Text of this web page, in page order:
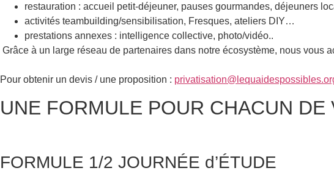
restauration : accueil petit-déjeuner, pauses gourmandes, déjeuners
activités teambuilding/sensibilisation, Fresques, ateliers DIY…
prestations annexes : intelligence collective, photo/vidéo..
Grâce à un large réseau de partenaires dans notre écosystème, nous vous
Pour obtenir un devis / une proposition :
UNE FORMULE POUR CHACUN DE
FORMULE 1/2 JOURNÉE d’ÉTUDE